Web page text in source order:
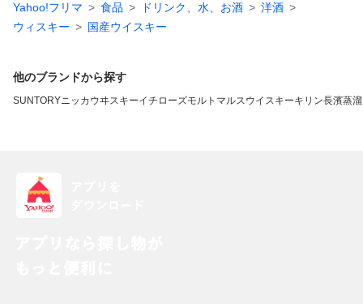
Yahoo!フリマ 食品 ドリンク、水、お酒
洋酒
ウィスキー
国産ウイスキー
他のブランドから探す
SUNTORYニッカウヰスキーイチローズモルト マルスウイスキーキリン長濱蒸